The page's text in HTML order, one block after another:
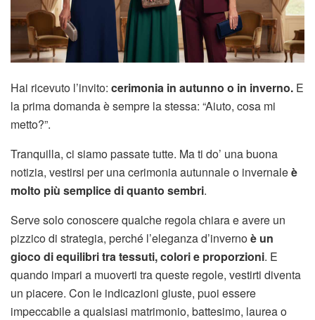
Hai ricevuto l’invito: cerimonia in autunno o in inverno. E
la prima domanda è sempre la stessa: “Aiuto, cosa mi
metto?”.
Tranquilla, ci siamo passate tutte. Ma ti do’ una buona
notizia, vestirsi per una cerimonia autunnale o invernaleè
molto più semplice di quanto sembri.
Serve solo conoscere qualche regola chiara e avere un
pizzico di strategia, perché l’eleganza d’invernoè un
gioco di equilibri tra tessuti, colori e proporzioni. E
quando impari a muoverti tra queste regole, vestirti diventa
un piacere. Con le indicazioni giuste, puoi essere
impeccabile a qualsiasi matrimonio, battesimo, laurea o